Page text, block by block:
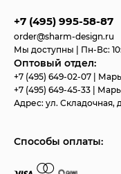
+7 (495) 995-58-87
order@sharm-design.ru
Мы доступны | Пн-Вс:
Оптовый отдел:
+7 (495) 649-02-07
|
+7 (495) 649-45-33
|
Адрес: ул. Складочная,
Способы оплаты: